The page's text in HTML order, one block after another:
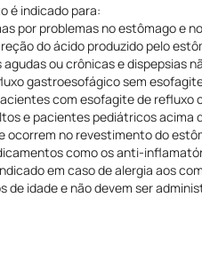
é indicado para:
por problemas no estômago e
do ácido produzido pelo
ou crônicas e dispepsias
gastroesofágico sem
com esofagite de refluxo
e pacientes pediátricos acima
ocorrem no revestimento do
como os anti-
em caso de alergia aos
de idade e não devem ser